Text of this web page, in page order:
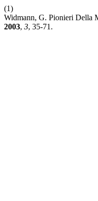
(1)
Widmann, G. Pionieri Della
2003, 3, 35-71.